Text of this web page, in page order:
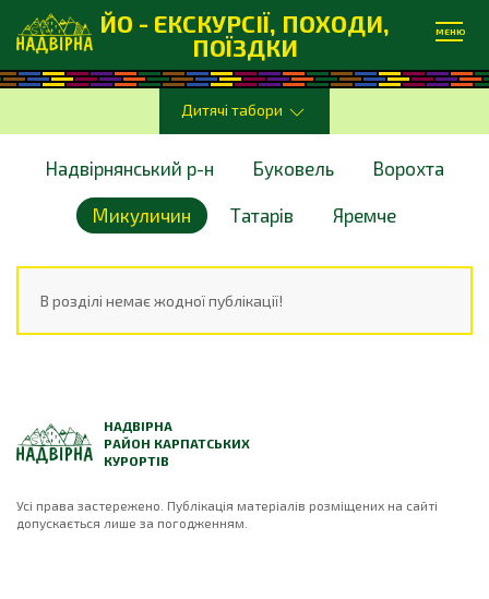
ЙО - ЕКСКУРСІЇ, ПОХОДИ,
ПОЇЗДКИ
МЕНЮ
Дитячі табори
Надвірнянський р-н Буковель Ворохта
Микуличин Татарів Яремче
В розділі немає жодної публікації!
НАДВІРНА
РАЙОН КАРПАТСЬКИХ
КУРОРТІВ
Усі права застережено. Публікація матеріалів розміщених на сайті
допускається лише за погодженням.